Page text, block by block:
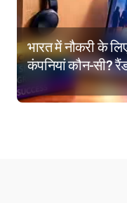
भारत में नौकरी के
कंपनियां कौन-सी?
में गूगल नंबर-1